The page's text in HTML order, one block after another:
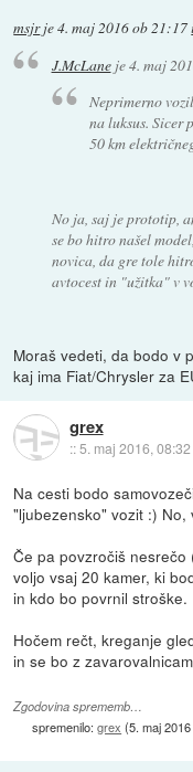
msjrje4. maj 2016 ob 21:17
J.McLaneje4. maj
Neprimerno
na luksus. Sicer
50 km
No ja, saj je prototip,
se bo hitro našel
novica, da gre tole
avtocest in "užitka" v
Moraš vedeti, da bodo v
kaj ima Fiat/Chrysler za
grex
::5. maj 2016, 08:32
Na cesti bodo
"ljubezensko" vozit :)
Če pa povzročiš
voljo vsaj 20 kamer, ki
in kdo bo povrnil stroške.
Hočem rečt, kreganje
in se bo z
Zgodovina sprememb…
spremenilo:grex (5. maj